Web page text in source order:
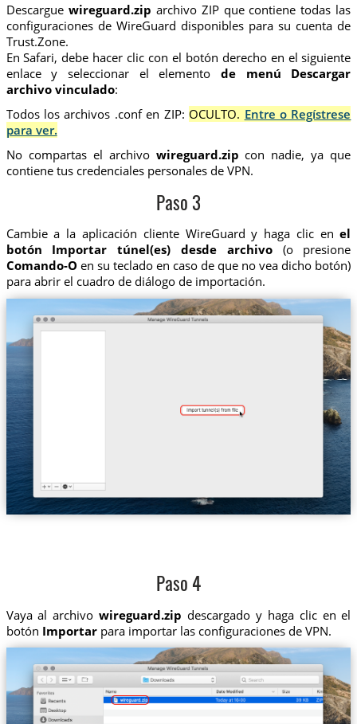
Descargue wireguard.zip archivo ZIP que contiene todas las
configuraciones de WireGuard disponibles para su cuenta de
Trust.Zone.
En Safari, debe hacer clic con el botón derecho en el siguiente
enlace y seleccionar el elementode menú Descargar
archivo vinculado:
Todos los archivos .conf en ZIP: OCULTO. Entre o Regístrese
para ver.
No compartas el archivo wireguard.zip con nadie, ya que
contiene tus credenciales personales de VPN.
Paso 3
Cambie a la aplicación cliente WireGuard y haga clic enel
botón Importar túnel(es) desde archivo(o presione
Comando-O en su teclado en caso de que no vea dicho botón)
para abrir el cuadro de diálogo de importación.
Paso 4
Vaya al archivowireguard.zip descargado y haga clic en el
botón Importarpara importar las configuraciones de VPN.